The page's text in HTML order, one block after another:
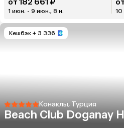
1 июн. - 9 июн., 8 н. 10
Кешбэк + 3 336
Конаклы, Турция
Beach Club Doganay